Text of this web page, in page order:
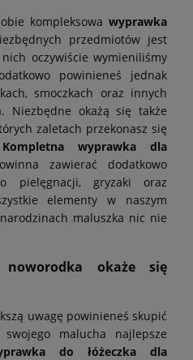
kompleksowa wyprawka
przedmiotów jest
oczywiście wymieniliśmy
powinieneś jednak
smoczkach oraz innych
Niezbędne okażą się także
zaletach przekonasz się
Kompletna wyprawka dla
zawierać dodatkowo
pielęgnacji, gryzaki oraz
elementy w naszym
maluszka nic nie
okaże się
uwagę powinieneś skupić
malucha najlepsze
do łóżeczka dla